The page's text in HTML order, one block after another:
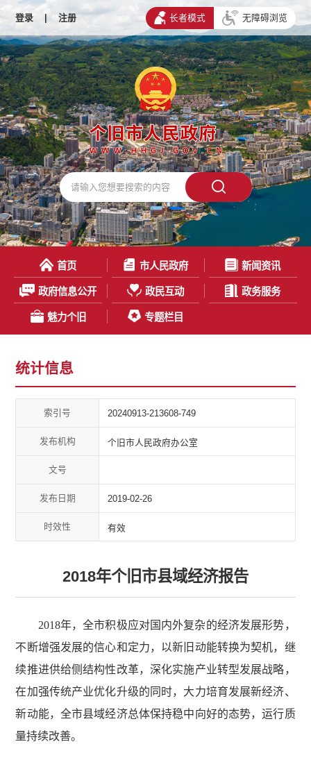
登录 | 注册 长者模式 无障碍浏览
首页 市人民政府 新闻资讯
政府信息公开 政民互动 政务服务
魅力个旧 专题栏目
统计信息
索引号 20240913-213608-749
发布机构 个旧市人民政府办公室
文号
发布日期 2019-02-26
时效性 有效
2018年个旧市县域经济报告
2018年，全市积极应对国内外复杂的经济发展形势，
不断增强发展的信心和定力，以新旧动能转换为契机，继
续推进供给侧结构性改革，深化实施产业转型发展战略，
在加强传统产业优化升级的同时，大力培育发展新经济、
新动能，全市县域经济总体保持稳中向好的态势，运行质
量持续改善。